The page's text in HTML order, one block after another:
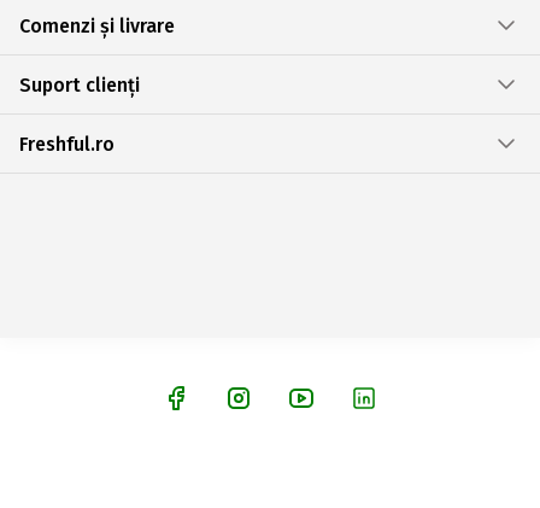
Comenzi și livrare
Suport clienți
Freshful.ro